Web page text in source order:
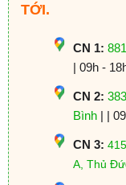
TỚI.
CN 1:
| 09h -
CN 2:
Bình| |
CN 3:
A, Thủ